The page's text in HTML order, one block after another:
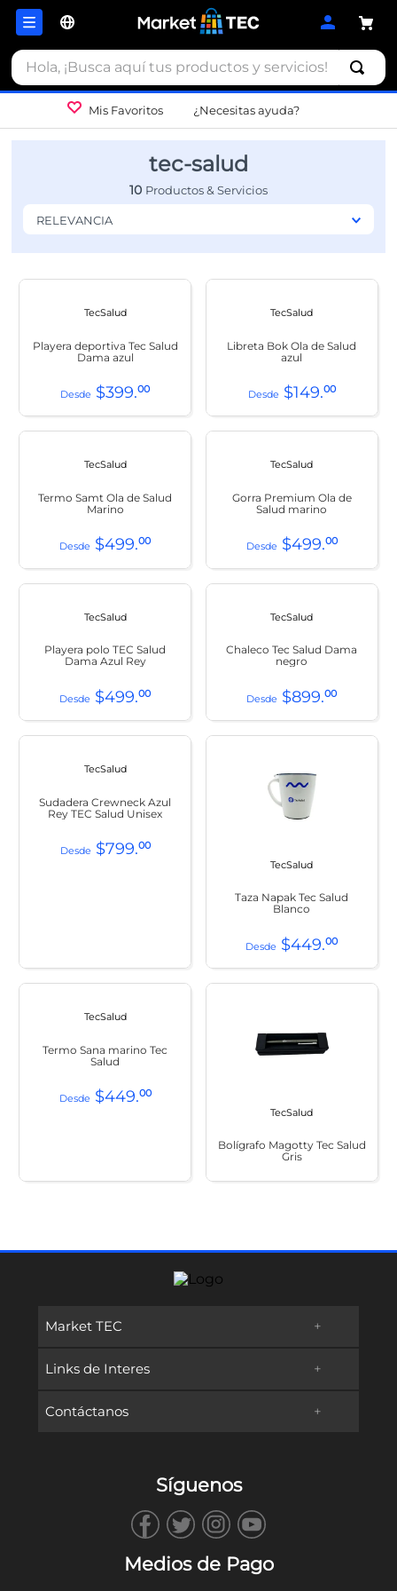
Hola, ¡Busca aquí tus productos y servicios!
Mis Favoritos ¿Necesitas ayuda?
tec-salud
10
RELEVANCIA
TecSalud
Playera deportiva Tec Salud
Dama azul
$399.00
TecSalud
Libreta Bok Ola de Salud
azul
$149.00
TecSalud
Termo Samt Ola de Salud
Marino
$499.00
TecSalud
Gorra Premium Ola de
Salud marino
$499.00
TecSalud
Playera polo TEC Salud
Dama Azul Rey
$499.00
TecSalud
Chaleco Tec Salud Dama
negro
$899.00
TecSalud
Sudadera Crewneck Azul
Rey TEC Salud Unisex
$799.00
TecSalud
Taza Napak Tec Salud
Blanco
$449.00
TecSalud
Termo Sana marino Tec
Salud
$449.00
TecSalud
Bolígrafo Magotty Tec Salud
Gris
Market TEC +
Promociones
Preguntas frecuentes
Reembolsos & Devoluciones
Links de Interes +
Oferta Educativa
Vida en Campus
Contáctanos +
Síguenos
Medios de Pago